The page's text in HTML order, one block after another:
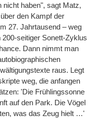
nicht haben", sagt Matz,
den Kampf der
27. Jahrtausend – weg
200-seitiger Sonett-Zyklus
Dann nimmt man
raus. Legt
weg, die anfangen
'Die Frühlingssonne
auf den Park. Die Vögel
was das Zeug hielt …'